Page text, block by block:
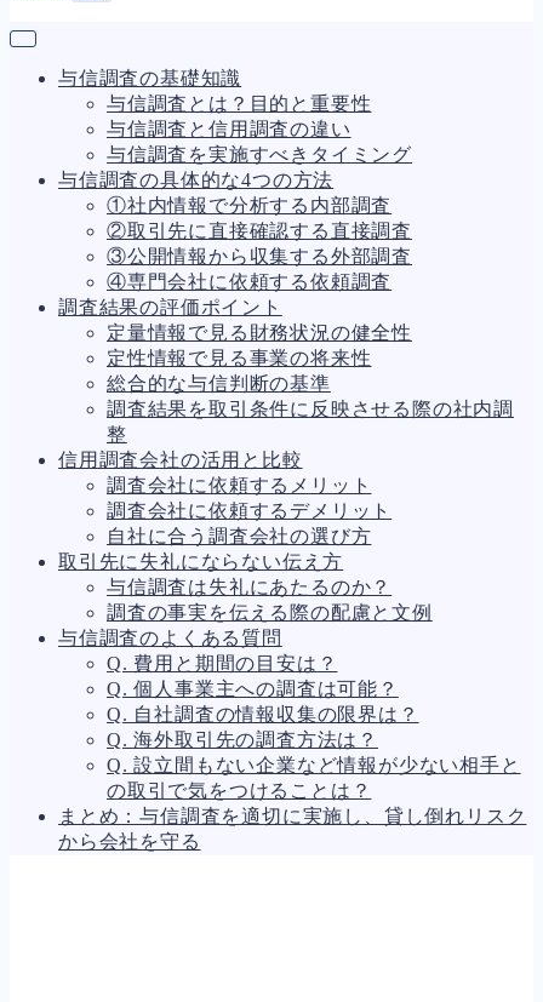
与信調査の基礎知識
与信調査とは？目的と重要性
与信調査と信用調査の違い
与信調査を実施すべきタイミング
与信調査の具体的な4つの方法
①社内情報で分析する内部調査
②取引先に直接確認する直接調査
③公開情報から収集する外部調査
④専門会社に依頼する依頼調査
調査結果の評価ポイント
定量情報で見る財務状況の健全性
定性情報で見る事業の将来性
総合的な与信判断の基準
調査結果を取引条件に反映させる際の社内調
整
信用調査会社の活用と比較
調査会社に依頼するメリット
調査会社に依頼するデメリット
自社に合う調査会社の選び方
取引先に失礼にならない伝え方
与信調査は失礼にあたるのか？
調査の事実を伝える際の配慮と文例
与信調査のよくある質問
Q. 費用と期間の目安は？
Q. 個人事業主への調査は可能？
Q. 自社調査の情報収集の限界は？
Q. 海外取引先の調査方法は？
Q. 設立間もない企業など情報が少ない相手と
の取引で気をつけることは？
まとめ：与信調査を適切に実施し、貸し倒れリスク
から会社を守る